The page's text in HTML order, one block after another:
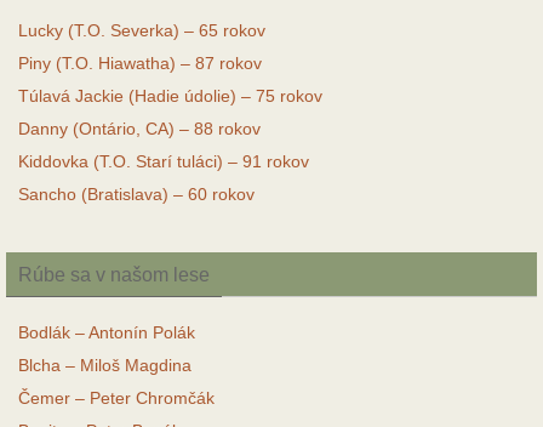
Lucky (T.O. Severka) – 65 rokov
Piny (T.O. Hiawatha) – 87 rokov
Túlavá Jackie (Hadie údolie) – 75 rokov
Danny (Ontário, CA) – 88 rokov
Kiddovka (T.O. Starí tuláci) – 91 rokov
Sancho (Bratislava) – 60 rokov
Rúbe sa v našom lese
Bodlák – Antonín Polák
Blcha – Miloš Magdina
Čemer – Peter Chromčák